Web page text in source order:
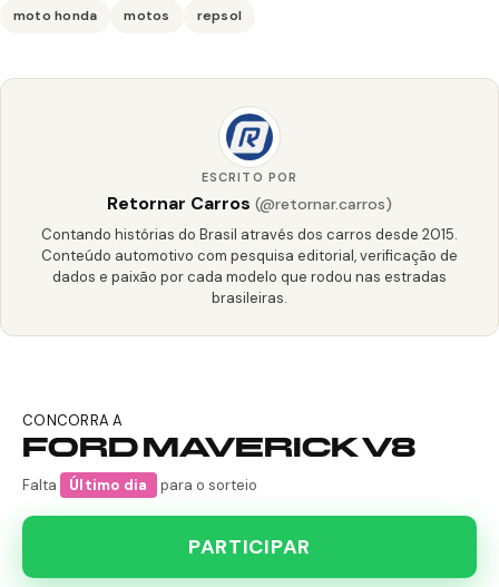
moto honda
motos repsol
ESCRITO POR
Retornar Carros (@retornar.carros)
Contando histórias do Brasil através dos carros desde 2015.
Conteúdo automotivo com pesquisa editorial, verificação de
dados e paixão por cada modelo que rodou nas estradas
brasileiras.
CONCORRA A
FORD MAVERICK V8
Falta Último dia para o sorteio
PARTICIPAR